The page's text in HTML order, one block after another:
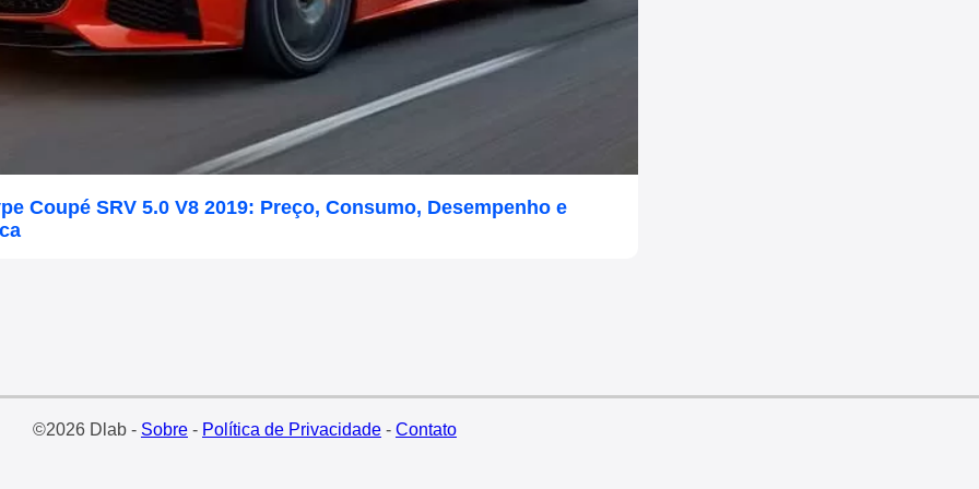
Coupé SRV 5.0 V8 2019: Preço, Consumo, Desempenho e
©2026 Dlab - Sobre- Política de Privacidade- Contato